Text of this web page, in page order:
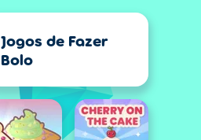
Jogos de Fazer
Bolo